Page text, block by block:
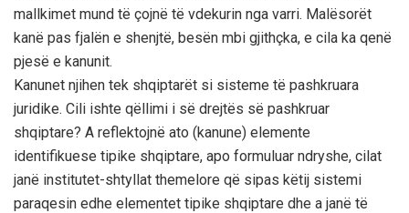
mallkimet mund të çojnë të vdekurin nga varri. Malësorët
kanë pas fjalën e shenjtë, besën mbi gjithçka, e cila ka qenë
pjesë e kanunit.
Kanunet njihen tek shqiptarët si sisteme të pashkruara
juridike. Cili ishte qëllimi i së drejtës së pashkruar
shqiptare? A reflektojnë ato (kanune) elemente
identifikuese tipike shqiptare, apo formuluar ndryshe, cilat
janë institutet-shtyllat themelore që sipas këtij sistemi
paraqesin edhe elementet tipike shqiptare dhe a janë të